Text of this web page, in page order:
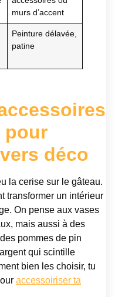
murs d’accent
Peinture délavée,
patine
pour
déco
la cerise sur le gâteau.
transformer un intérieur
On pense aux vases
mais aussi à des
pommes de pin
qui scintille
bien les choisir, tu
accessoiriser ta